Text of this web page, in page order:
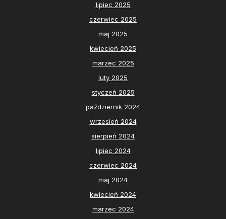
lipiec 2025
czerwiec 2025
maj 2025
kwiecień 2025
marzec 2025
luty 2025
styczeń 2025
październik 2024
wrzesień 2024
sierpień 2024
lipiec 2024
czerwiec 2024
maj 2024
kwiecień 2024
marzec 2024